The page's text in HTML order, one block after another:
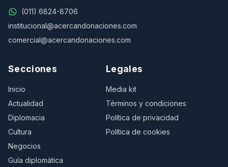
(011) 6824-8706
institucional@acercandonaciones.com
comercial@acercandonaciones.com
Secciones
Inicio
Actualidad
Diplomacia
Cultura
Negocios
Guía diplomática
Legales
Media kit
Términos y condiciones
Política de privacidad
Política de cookies